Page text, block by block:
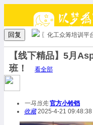
回复 〖化工众筹培训平
【线下精品】5月
班！
看全部
一马当先 官方小铃铛
收藏2025-4-21 09:48:38